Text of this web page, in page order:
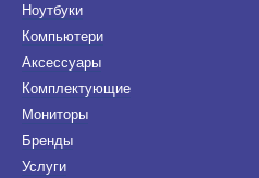
Ноутбуки
Компьютери
Аксессуары
Комплектующие
Мониторы
Бренды
Услуги